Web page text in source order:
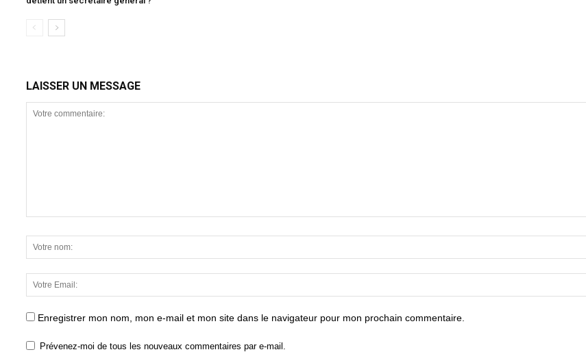
LAISSER UN MESSAGE
Enregistrer mon nom, mon e-mail et mon site dans le navigateur pour mon prochain commentaire.
Prévenez-moi de tous les nouveaux commentaires par e-mail.